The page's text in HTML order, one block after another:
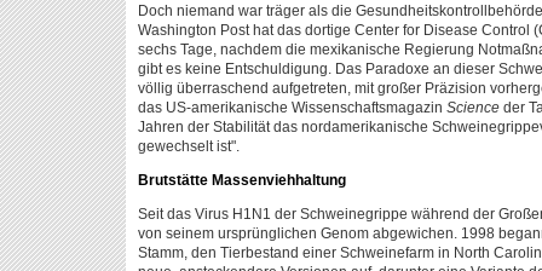
Doch niemand war träger als die
Washington Post hat das dortige Center for Disease Control
sechs Tage, nachdem die mexikanische Regierung
gibt es keine Entschuldigung. Das Paradoxe an dieser
völlig überraschend aufgetreten, mit großer Präzision
das US-amerikanische Wissenschaftsmagazin Science der
Jahren der Stabilität das nordamerikanische
gewechselt ist".
Brutstätte Massenviehhaltung
Seit das Virus H1N1 der Schweinegrippe während der
von seinem ursprünglichen Genom abgewichen. 1998
Stamm, den Tierbestand einer Schweinefarm in North